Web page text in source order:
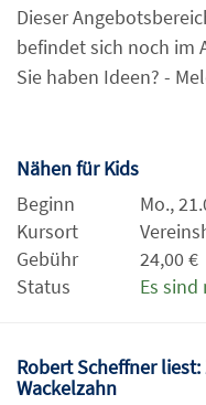
Dieser
befindet sich noch im
Sie haben Ideen? -
Nähen für Kids
Beginn
Mo.,
Kursort
Gebühr
24,00 €
Status
Es sind
Robert Scheffner
Wackelzahn